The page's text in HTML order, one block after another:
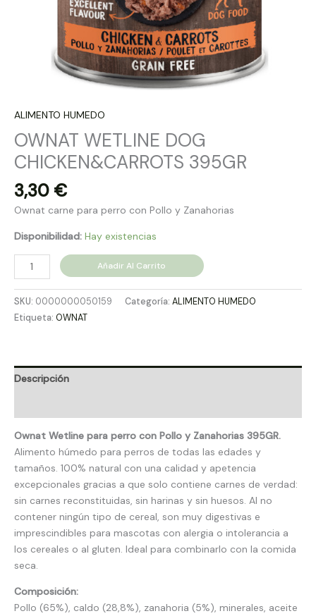
ALIMENTO HUMEDO
OWNAT WETLINE DOG
CHICKEN&CARROTS 395GR
3,30 €
Ownat carne para perro con Pollo y Zanahorias
Disponibilidad: Hay existencias
Añadir Al Carrito
SKU: 0000000050159 Categoría: ALIMENTO HUMEDO
Etiqueta: OWNAT
Descripción
Ownat Wetline para perro con Pollo y Zanahorias 395GR.
Alimento húmedo para perros de todas las edades y
tamaños. 100% natural con una calidad y apetencia
excepcionales gracias a que solo contiene carnes de verdad:
sin carnes reconstituidas, sin harinas y sin huesos. Al no
contener ningún tipo de cereal, son muy digestivas e
imprescindibles para mascotas con alergia o intolerancia a
los cereales o al gluten. Ideal para combinarlo con la comida
seca.
Composición:
Pollo (65%), caldo (28,8%), zanahoria (5%), minerales, aceite